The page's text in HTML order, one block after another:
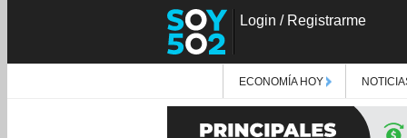
Login / Registrarme
ECONOMÍA HOY